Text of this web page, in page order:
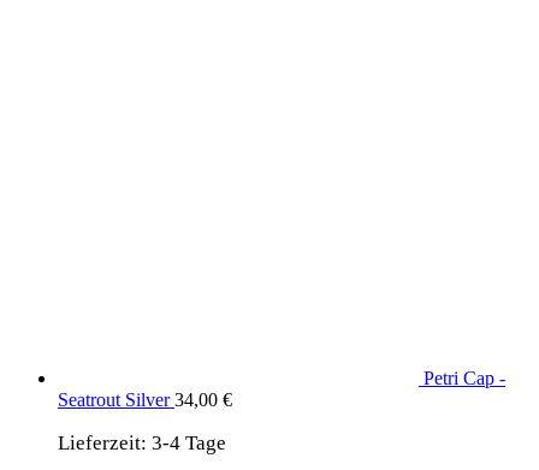
Petri Cap -
Seatrout Silver 34,00 €
Lieferzeit: 3-4 Tage